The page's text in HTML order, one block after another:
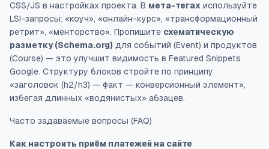
CSS/JS в настройках проекта. В мета-тегах используйте
LSI-запросы: «коуч», «онлайн-курс», «трансформационный
ретрит», «менторство». Пропишите схематическую
разметку (Schema.org) для событий (Event) и продуктов
(Course) — это улучшит видимость в Featured Snippets
Google. Структуру блоков стройте по принципу
«заголовок (h2/h3) — факт — конверсионный элемент»,
избегая длинных «водянистых» абзацев.
Часто задаваемые вопросы (FAQ)
Как настроить приём платежей на сайте